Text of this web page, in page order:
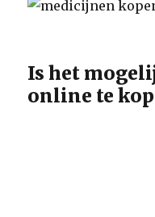
Is het
online te